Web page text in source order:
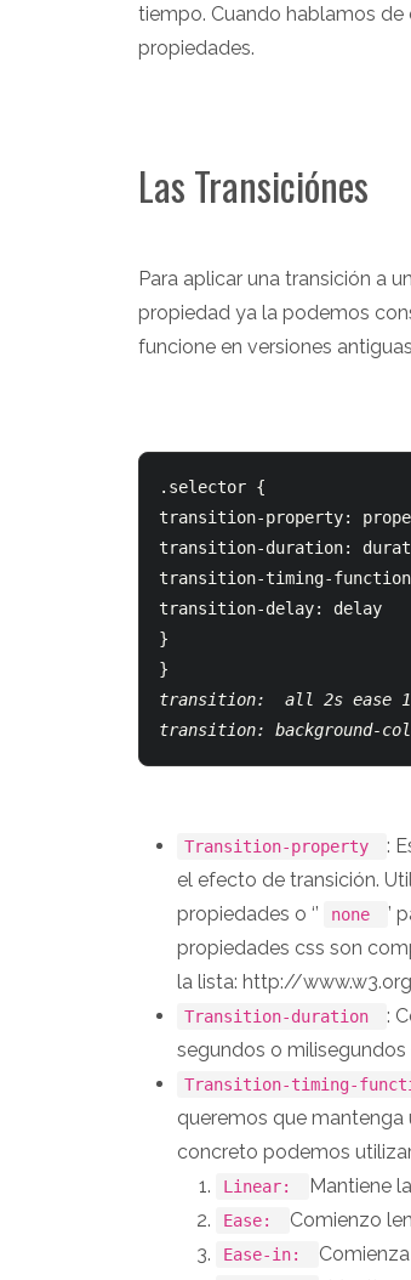
tiempo. Cuando hablamos
propiedades.
Las Transiciónes
Para aplicar una transición a
propiedad ya la podemos
funcione en versiones
.selector {
transition-property:
transition-duration:
transition-timing-
transition-delay: delay
}
transition:  all 2s ease
transition: background-
Transition-property :
el efecto de transición.
propiedades o ‘’
none
’
propiedades css son
la lista: http://
Transition-duration
:
segundos o milisegundos
Transition-timing-
queremos que mantenga
concreto podemos
Linear: Mantiene
Ease: Comienzo
Ease-in: